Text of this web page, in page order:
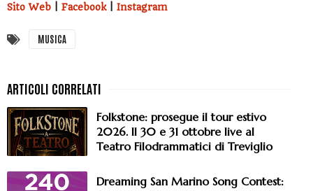
Sito Web Facebook| Instagram
MUSICA
Folkstone: prosegue il tour estivo
2026. Il 30 e 31 ottobre live al
Teatro Filodrammatici di Treviglio
Dreaming San Marino Song Contest: